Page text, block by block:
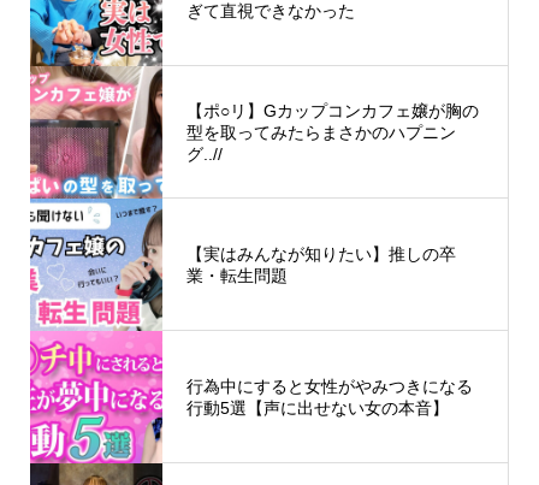
ぎて直視できなかった
【ポ○リ】Gカップコンカフェ嬢が胸の
型を取ってみたらまさかのハプニン
グ..//
【実はみんなが知りたい】推しの卒
業・転生問題
行為中にすると女性がやみつきになる
行動5選【声に出せない女の本音】